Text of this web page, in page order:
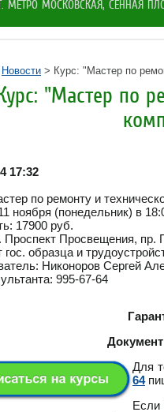
МЕТРО МОСКОВСКАЯ, СЕННАЯ
Новости > Курс: "Мастер по
"Мастер по
17:32
по ремонту и
ноября (понедельник) в
17900 руб.
Просвещения, пр.
гос. образца и
Никоноров Сергей
995-67-64
Для
64
Если